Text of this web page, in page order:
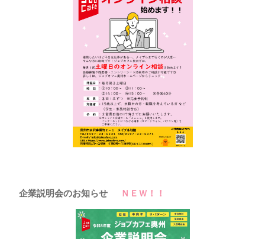
企業説明会のお知らせ ＮＥＷ！！